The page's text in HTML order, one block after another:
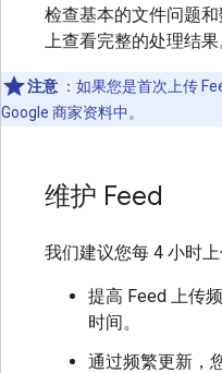
检查基本的文件问题
上查看完整的处理结果
注意 ：如果您是首次上传
Google 商家资料中。
维护 Feed
我们建议您每 4 小时
提高 Feed 上传
时间。
通过频繁更新，